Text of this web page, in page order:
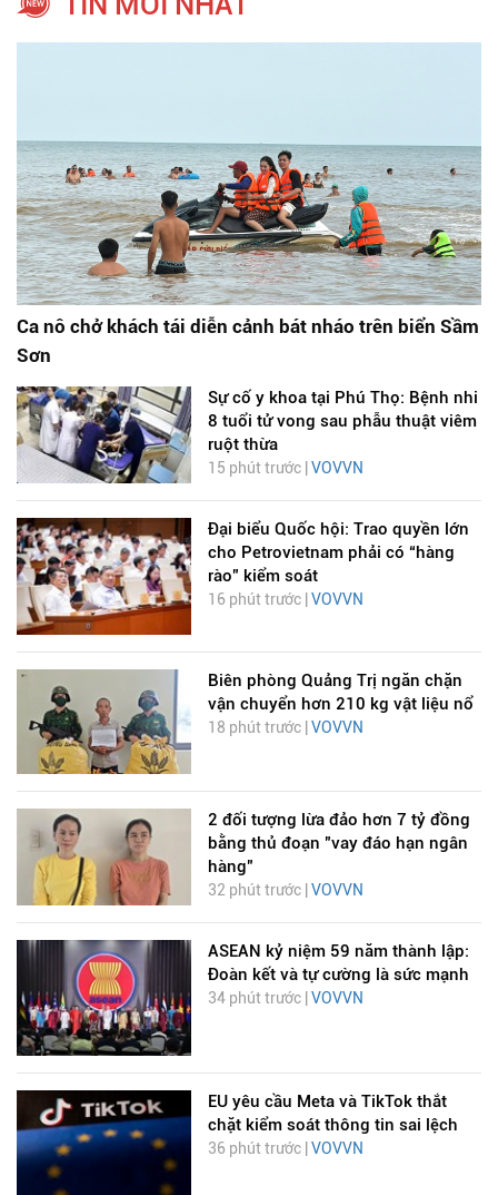
Ca nô chở khách tái diễn cảnh bát nháo trên biển Sầm
Sơn
Sự cố y khoa tại Phú Thọ: Bệnh nhi
8 tuổi tử vong sau phẫu thuật viêm
ruột thừa
15 phút trước |VOVVN
Đại biểu Quốc hội: Trao quyền lớn
cho Petrovietnam phải có “hàng
rào” kiểm soát
16 phút trước | VOVVN
Biên phòng Quảng Trị ngăn chặn
vận chuyển hơn 210 kg vật liệu nổ
18 phút trước | VOVVN
2 đối tượng lừa đảo hơn 7 tỷ đồng
bằng thủ đoạn "vay đáo hạn ngân
hàng"
32 phút trước | VOVVN
ASEAN kỷ niệm 59 năm thành lập:
Đoàn kết và tự cường là sức mạnh
34 phút trước | VOVVN
EU yêu cầu Meta và TikTok thắt
chặt kiểm soát thông tin sai lệch
36 phút trước | VOVVN